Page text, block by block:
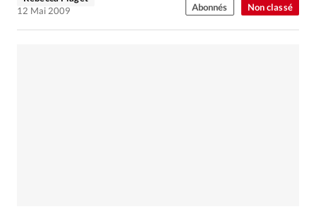
Dossier
Génération réveil
Monde
Non classé
12 Mai 2009
Abonnés